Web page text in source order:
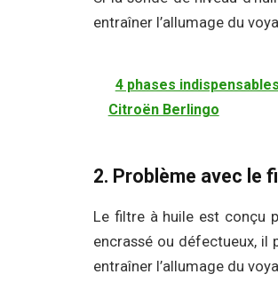
entraîner l’allumage du
4 phases
Citroën Berlingo
2. Problème avec le
Le filtre à huile est conçu
encrassé ou défectueux, il
entraîner l’allumage du